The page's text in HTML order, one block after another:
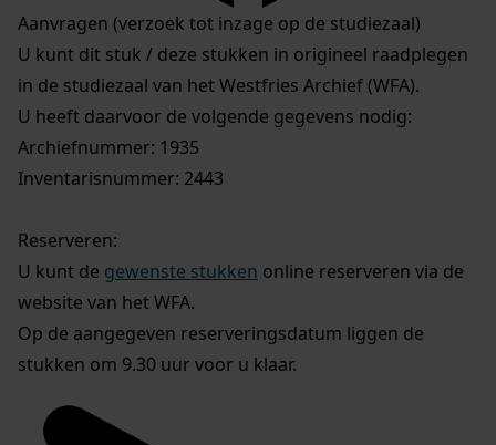
Aanvragen (verzoek tot inzage op de studiezaal)
U kunt dit stuk / deze stukken in origineel raadplegen
in de studiezaal van het Westfries Archief (WFA).
U heeft daarvoor de volgende gegevens nodig:
Archiefnummer: 1935
Inventarisnummer: 2443
Reserveren:
U kunt de gewenste stukken online reserveren via de
website van het WFA.
Op de aangegeven reserveringsdatum liggen de
stukken om 9.30 uur voor u klaar.